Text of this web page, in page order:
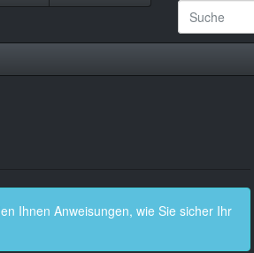
Ihnen Anweisungen, wie Sie sicher Ihr